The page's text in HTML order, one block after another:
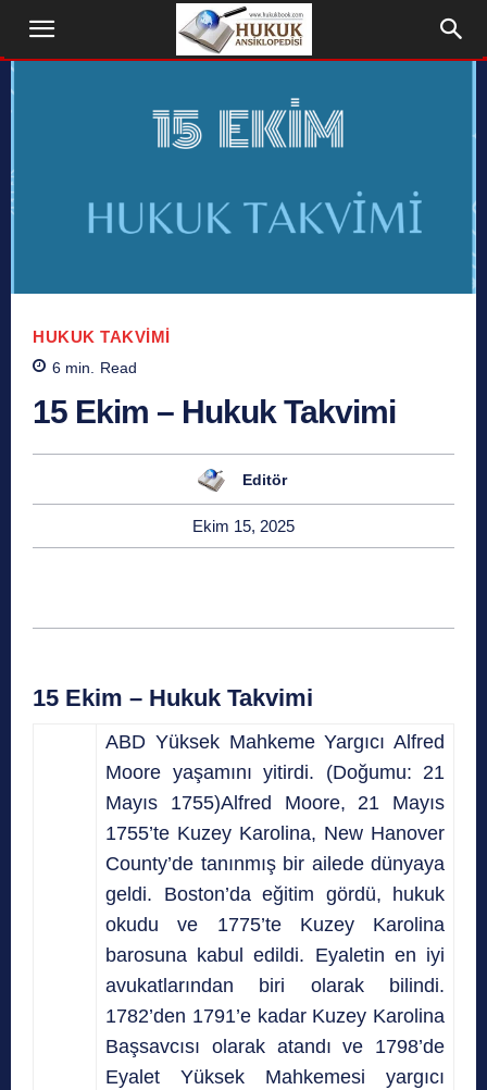
HUKUK TAKVIMI
6 min. Read
15 Ekim – Hukuk Takvimi
Editör
Ekim 15, 2025
15 Ekim – Hukuk Takvimi
ABD Yüksek Mahkeme Yargıcı Alfred
Moore yaşamını yitirdi. (Doğumu: 21
Mayıs 1755)Alfred Moore, 21 Mayıs
1755’te Kuzey Karolina, New Hanover
County’de tanınmış bir ailede dünyaya
geldi. Boston’da eğitim gördü, hukuk
okudu ve 1775’te Kuzey Karolina
barosuna kabul edildi. Eyaletin en iyi
avukatlarından biri olarak bilindi.
1782’den 1791’e kadar Kuzey Karolina
Başsavcısı olarak atandı ve 1798’de
Eyalet Yüksek Mahkemesi yargıcı